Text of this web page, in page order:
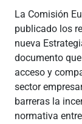
La Comisión
publicado los
nueva
documento
acceso y
sector
barreras la
normativa